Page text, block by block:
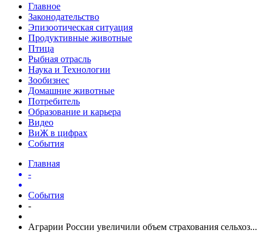
Главное
Законодательство
Эпизоотическая ситуация
Продуктивные животные
Птица
Рыбная отрасль
Наука и Технологии
Зообизнес
Домашние животные
Потребитель
Образование и карьера
Видео
ВиЖ в цифрах
События
Главная
-
События
-
Аграрии России увеличили объем страхования сельхоз...